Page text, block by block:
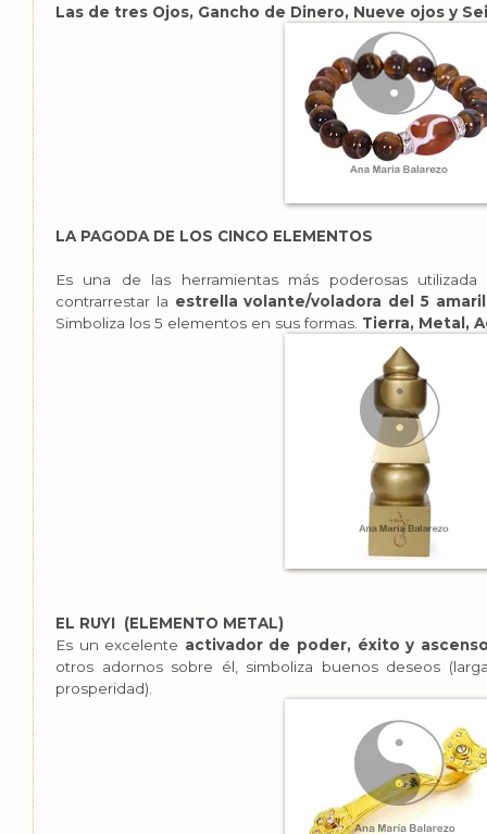
Las de tres Ojos, Gancho de Dinero, Nueve ojos y
LA PAGODA DE LOS CINCO ELEMENTOS
Es una de las herramientas más poderosas
contrarrestar la estrella volante/voladora del 5
Simboliza los 5 elementos en sus formas. Tierra, Metal,
EL RUYI (ELEMENTO METAL)
Es un excelente activador de poder, éxito y
otros adornos sobre él, simboliza buenos deseos
prosperidad).